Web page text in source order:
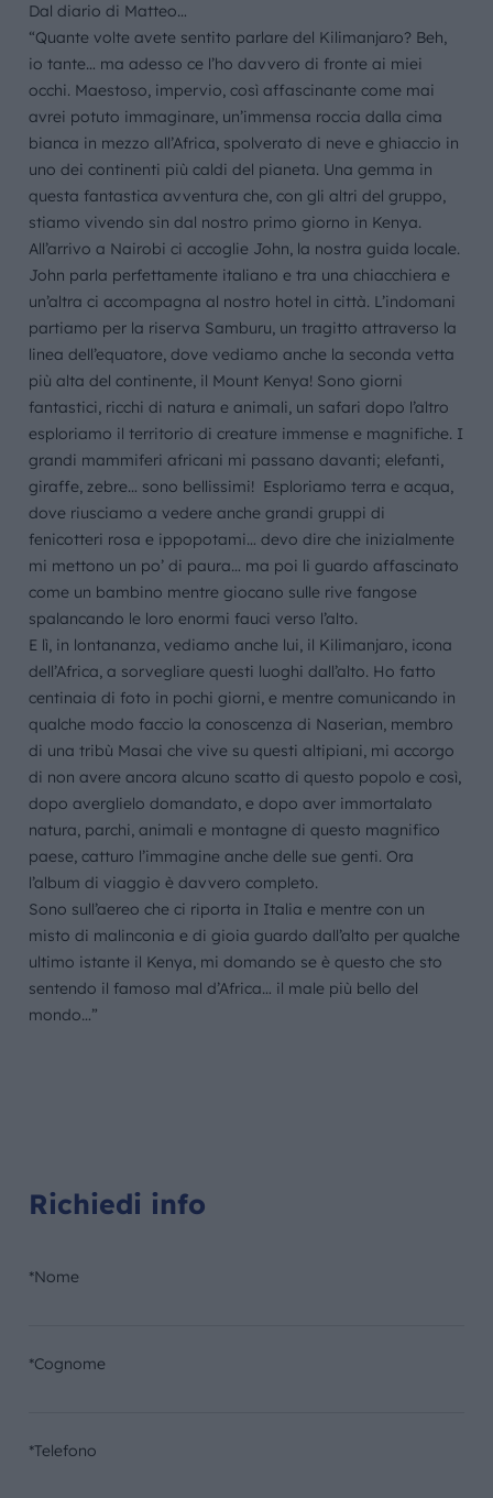
Dal diario di Matteo…
“Quante volte avete sentito parlare del Kilimanjaro? Beh,
io tante… ma adesso ce l’ho davvero di fronte ai miei
occhi. Maestoso, impervio, così affascinante come mai
avrei potuto immaginare, un’immensa roccia dalla cima
bianca in mezzo all’Africa, spolverato di neve e ghiaccio in
uno dei continenti più caldi del pianeta. Una gemma in
questa fantastica avventura che, con gli altri del gruppo,
stiamo vivendo sin dal nostro primo giorno in Kenya.
All’arrivo a Nairobi ci accoglie John, la nostra guida locale.
John parla perfettamente italiano e tra una chiacchiera e
un’altra ci accompagna al nostro hotel in città. L’indomani
partiamo per la riserva Samburu, un tragitto attraverso la
linea dell’equatore, dove vediamo anche la seconda vetta
più alta del continente, il Mount Kenya! Sono giorni
fantastici, ricchi di natura e animali, un safari dopo l’altro
esploriamo il territorio di creature immense e magnifiche. I
grandi mammiferi africani mi passano davanti; elefanti,
giraffe, zebre… sono bellissimi! Esploriamo terra e acqua,
dove riusciamo a vedere anche grandi gruppi di
fenicotteri rosa e ippopotami… devo dire che inizialmente
mi mettono un po’ di paura… ma poi li guardo affascinato
come un bambino mentre giocano sulle rive fangose
spalancando le loro enormi fauci verso l’alto.
E lì, in lontananza, vediamo anche lui, il Kilimanjaro, icona
dell’Africa, a sorvegliare questi luoghi dall’alto. Ho fatto
centinaia di foto in pochi giorni, e mentre comunicando in
qualche modo faccio la conoscenza di Naserian, membro
di una tribù Masai che vive su questi altipiani, mi accorgo
di non avere ancora alcuno scatto di questo popolo e così,
dopo averglielo domandato, e dopo aver immortalato
natura, parchi, animali e montagne di questo magnifico
paese, catturo l’immagine anche delle sue genti. Ora
l’album di viaggio è davvero completo.
Sono sull’aereo che ci riporta in Italia e mentre con un
misto di malinconia e di gioia guardo dall’alto per qualche
ultimo istante il Kenya, mi domando se è questo che sto
sentendo il famoso mal d’Africa… il male più bello del
mondo…”
Richiedi info
*Nome
*Cognome
*Telefono